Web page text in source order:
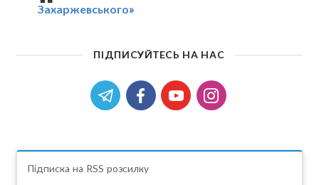
Захаржевського»
ПІДПИСУЙТЕСЬ НА НАС
Підписка на RSS розсилку